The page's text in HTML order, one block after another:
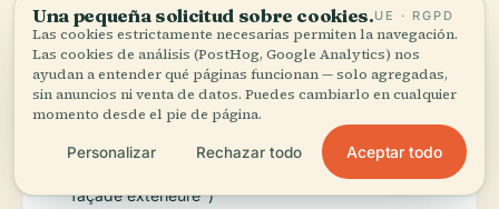
Améliorez votre planification avec des images de
haute qualité de :
L'extérieur de l'Hôtel de Ville de Montréal (alt :
"Heures de visite de l'Hôtel de Ville de Montréal
façade extérieure")
Una pequeña solicitud sobre cookies.UE · RGPD
Las cookies estrictamente necesarias permiten la navegación.
Las cookies de análisis (PostHog, Google Analytics) nos
ayudan a entender qué páginas funcionan — solo agregadas,
sin anuncios ni venta de datos. Puedes cambiarlo en cualquier
momento desde el pie de página.
Personalizar Rechazar todo Aceptar todo